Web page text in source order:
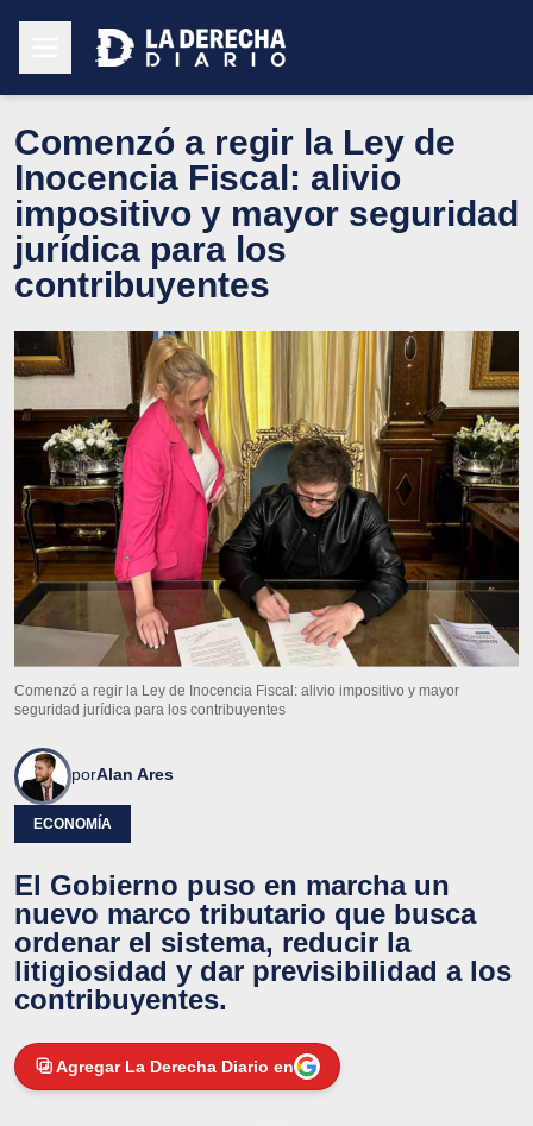
Comenzó a regir la Ley de
Inocencia Fiscal: alivio
impositivo y mayor seguridad
jurídica para los
contribuyentes
Comenzó a regir la Ley de Inocencia Fiscal: alivio impositivo y mayor
seguridad jurídica para los contribuyentes
porAlan Ares
ECONOMÍA
El Gobierno puso en marcha un
nuevo marco tributario que busca
ordenar el sistema, reducir la
litigiosidad y dar previsibilidad a los
contribuyentes.
Agregar La Derecha Diario en